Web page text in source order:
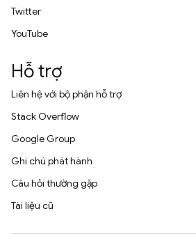
Twitter
YouTube
Hỗ trợ
Liên hệ với bộ phận hỗ trợ
Stack Overflow
Google Group
Ghi chú phát hành
Câu hỏi thường gặp
Tài liệu cũ